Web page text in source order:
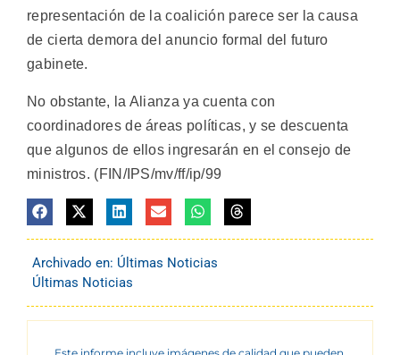
representación de la coalición parece ser la causa
de cierta demora del anuncio formal del futuro
gabinete.
No obstante, la Alianza ya cuenta con
coordinadores de áreas políticas, y se descuenta
que algunos de ellos ingresarán en el consejo de
ministros. (FIN/IPS/mv/ff/ip/99
Archivado en: Últimas Noticias
Últimas Noticias
Este informe incluye imágenes de calidad que pueden